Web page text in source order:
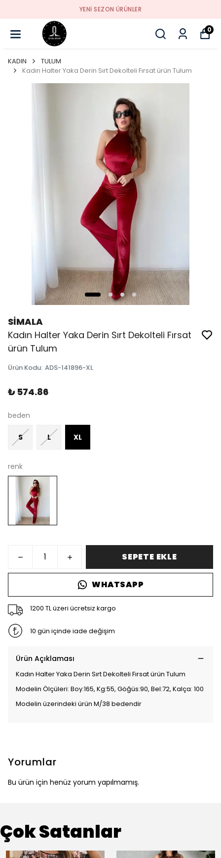
YENI SEZON ÜRÜNLER
0
KADIN
TULUM
Kadın Halter Yaka Derin Sırt Dekolteli Fırsat ürün Tulum
SİMALA
Kadın Halter Yaka Derin Sırt Dekolteli Fırsat
ürün Tulum
Ürün Kodu: ADS-141896-XL
₺ 574.86
beden
S L XL
renk
SEPETE EKLE
WHATSAPP
1200 TL üzeri ücretsiz kargo
10 gün içinde iade değişim
Ürün Açıklaması
Kadın Halter Yaka Derin Sırt Dekolteli Fırsat ürün Tulum
Modelin Ölçüleri: Boy:165, Kg:55, Göğüs:90, Bel:72, Kalça: 100
Modelin üzerindeki ürün M/38 bedendir
Yorumlar
Bu ürün için henüz yorum yapılmamış.
Çok Satanlar